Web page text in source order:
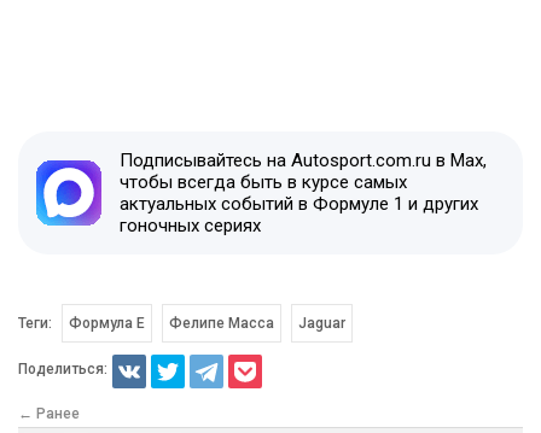
Подписывайтесь на Autosport.com.ru в Max,
чтобы всегда быть в курсе самых
актуальных событий в Формуле 1 и других
гоночных сериях
Теги: Формула E Фелипе Масса Jaguar
Поделиться:
← Ранее